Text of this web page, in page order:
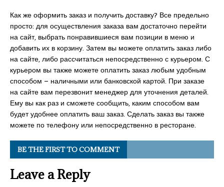
Как же оформить заказ и получить доставку? Все предельно
просто: для осуществления заказа вам достаточно перейти
на сайт, выбрать понравившиеся вам позиции в меню и
добавить их в корзину. Затем вы можете оплатить заказ либо
на сайте, либо рассчитаться непосредственно с курьером. С
курьером вы также можете оплатить заказ любым удобным
способом – наличными или банковской картой. При заказе
на сайте вам перезвонит менеджер для уточнения деталей.
Ему вы как раз и сможете сообщить, каким способом вам
будет удобнее оплатить ваш заказ. Сделать заказ вы также
можете по телефону или непосредственно в ресторане.
BE THE FIRST TO COMMENT
Leave a Reply